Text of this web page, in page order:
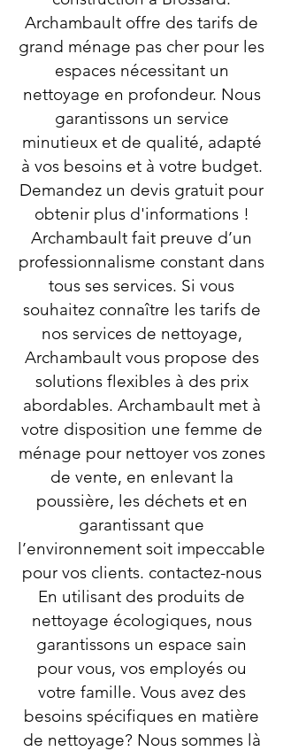
Archambault offre des tarifs de
grand ménage pas cher pour les
espaces nécessitant un
nettoyage en profondeur. Nous
garantissons un service
minutieux et de qualité, adapté
à vos besoins et à votre budget.
Demandez un devis gratuit pour
obtenir plus d'informations !
Archambault fait preuve d’un
professionnalisme constant dans
tous ses services. Si vous
souhaitez connaître les tarifs de
nos services de nettoyage,
Archambault vous propose des
solutions flexibles à des prix
abordables. Archambault met à
votre disposition une femme de
ménage pour nettoyer vos zones
de vente, en enlevant la
poussière, les déchets et en
garantissant que
l’environnement soit impeccable
pour vos clients. contactez-nous
En utilisant des produits de
nettoyage écologiques, nous
garantissons un espace sain
pour vous, vos employés ou
votre famille. Vous avez des
besoins spécifiques en matière
de nettoyage? Nous sommes là